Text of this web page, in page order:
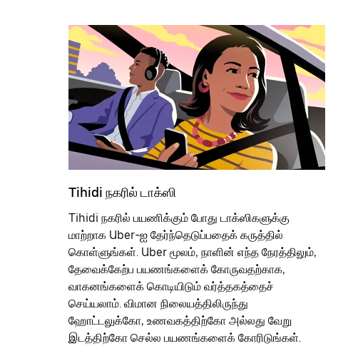
Tihidi நகரில் டாக்ஸி
Tihidi நகரில் பயணிக்கும் போது டாக்ஸிகளுக்கு
மாற்றாக Uber-ஐ தேர்ந்தெடுப்பதைக் கருத்தில்
கொள்ளுங்கள். Uber மூலம், நாளின் எந்த நேரத்திலும்,
தேவைக்கேற்ப பயணங்களைக் கோருவதற்காக,
வாகனங்களைக் கொடியிடும் வர்த்தகத்தைச்
செய்யலாம். விமான நிலையத்திலிருந்து
ஹோட்டலுக்கோ, உணவகத்திற்கோ அல்லது வேறு
இடத்திற்கோ செல்ல பயணங்களைக் கோரிடுங்கள்.